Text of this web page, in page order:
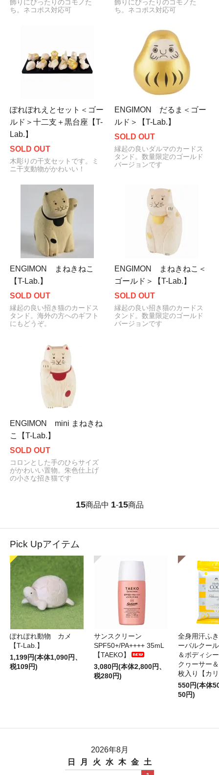
飾りにぴったりのコモノた
ち。ネコポス対応可
飾りにぴったりのコモノた
ち。ネコポス対応可
ぽれぽれえとセット＜ゴー
ルド＞十二支＋黒台座【T-
Lab.】
SOLD OUT
木彫りの干支セットです。ミ
ニ干支動物がかわいい！
ENGIMON だるま＜ゴー
ルド＞【T-Lab.】
SOLD OUT
縁起の良いダルマのカードス
タンド。数量限定のゴールド
バージョンです
ENGIMON まねきねこ
【T-Lab.】
SOLD OUT
縁起の良い招き猫のカードス
タンド。海外の方へのギフト
にもどうぞ。
ENGIMON まねきねこ＜
ゴールド＞【T-Lab.】
SOLD OUT
縁起の良い招き猫のカードス
タンド。数量限定のゴールド
バージョンです
ENGIMON mini まねきね
こ【T-Lab.】
SOLD OUT
コロンとした手のひらサイズ
がかわいい置物。朱色仕上げ
の小さな招き猫です
15商品中 1-15商品
Pick Upアイテム
ぽれぽれ動物 カメ
【T-Lab.】
1,199円(本体1,090円、
税109円)
サンスクリーン
SPF50+/PA++++ 35mL
【TAEKO】
3,080円(本体2,800円、
税280円)
全身用汗ふ
ーバルクー
＆ボディシ
クヮーサー
枚入り【カ
550円(本体
50円)
2026年8月
日
月 火 水 木 金 土